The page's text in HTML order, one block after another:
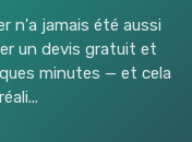
n'a jamais été aussi
un devis gratuit et
minutes — et cela